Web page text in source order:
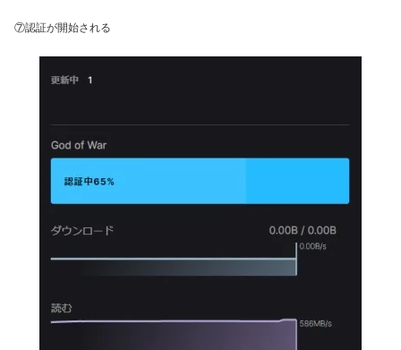
⑦認証が開始される